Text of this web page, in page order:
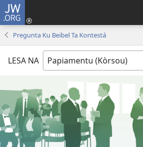
JW.ORG
Pregunta Ku Beibel Ta Kontestá
LESA NA